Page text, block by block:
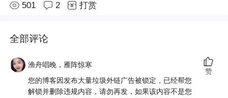
501 2 打赏
全部评论
渔舟唱晚，雁阵惊寒
您的博客因发布大量垃圾外链广告被锁定，已经帮您
解锁并删除违规内容，请勿再发，如果该内容不是您
赞